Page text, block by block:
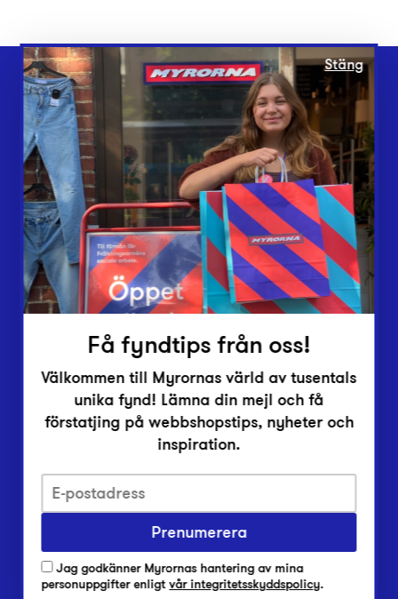
Webbshop
Butiker
Lämna in
Vårt överskott
Inlämningsplatser
Om Myrorna
Lediga jobb
Pressrum
Integritetsskyddspolicy
Har du frågor om onlineköp, leverans eller retur?
Har du frågor om vår verksamhet?
Vanliga frågor om Myrorna
Stäng
Få fyndtips från oss!
Välkommen till Myrornas värld av tusentals
unika fynd! Lämna din mejl och få
förstatjing på webbshopstips, nyheter och
inspiration.
Prenumerera
Jag godkänner Myrornas hantering av mina
personuppgifter enligtvår integritetsskyddspolicy.